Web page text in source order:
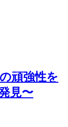
頑強性を
見〜